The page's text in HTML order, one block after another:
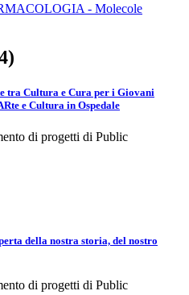
- Molecole
tra Cultura e Cura per i Giovani
e Cultura in Ospedale
di progetti di Public
della nostra storia, del nostro
di progetti di Public